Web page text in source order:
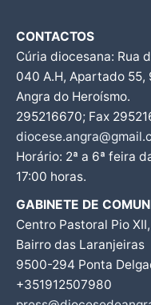
CONTACTOS
Cúria diocesana: Rua
040 A.H, Apartado 55,
Angra do Heroísmo.
295216670; Fax
Horário: 2ª a 6ª feira
17:00 horas.
GABINETE DE
Centro Pastoral Pio XII,
Bairro das Laranjeiras
9500-294 Ponta
+351912507980